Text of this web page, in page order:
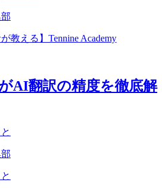
教える】Tennine Academy
AI翻訳の精度を徹底解